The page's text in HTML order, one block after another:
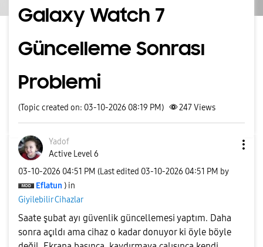
Galaxy Watch 7
Güncelleme Sonrası
Problemi
(Topic created on: 03-10-2026 08:19 PM) 247Views
Yadof
Active Level 6
‎03-10-2026 04:51 PM (Last edited ‎03-10-2026 04:51 PM by
Eflatun ) in
Giyilebilir Cihazlar
Saate şubat ayı güvenlik güncellemesi yaptım. Daha
sonra açıldı ama cihaz o kadar donuyor ki öyle böyle